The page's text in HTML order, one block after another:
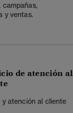
y ventas.
de atención al
y atención al cliente